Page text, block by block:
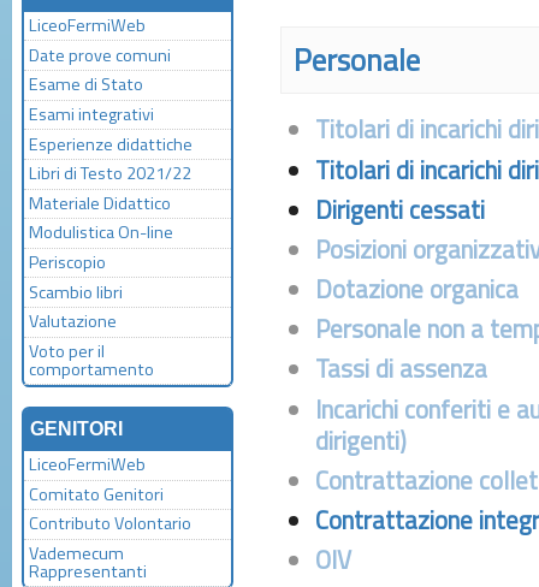
LiceoFermiWeb
Date prove comuni
Esame di Stato
Esami integrativi
Esperienze didattiche
Libri di Testo 2021/22
Materiale Didattico
Modulistica On-line
Periscopio
Scambio libri
Valutazione
Voto per il
comportamento
GENITORI
LiceoFermiWeb
Comitato Genitori
Contributo Volontario
Vademecum
Rappresentanti
Personale
Titolari di incarichi
Titolari di incarichi
Dirigenti cessati
Posizioni
Dotazione organica
Personale non a
Tassi di assenza
Incarichi conferiti e
dirigenti)
Contrattazione
Contrattazione
OIV